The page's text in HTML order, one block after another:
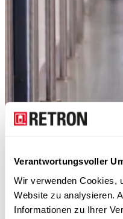
Verantwortungsvoller
Wir verwenden Cookies,
Website zu analysieren.
Informationen zu Ihrer